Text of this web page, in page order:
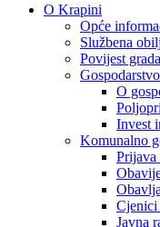
O Krapini
Opće
Službena
Povijest grada
Gospodarstvo
O
Invest
Komunalno
Prijava
Cjenici
Javna